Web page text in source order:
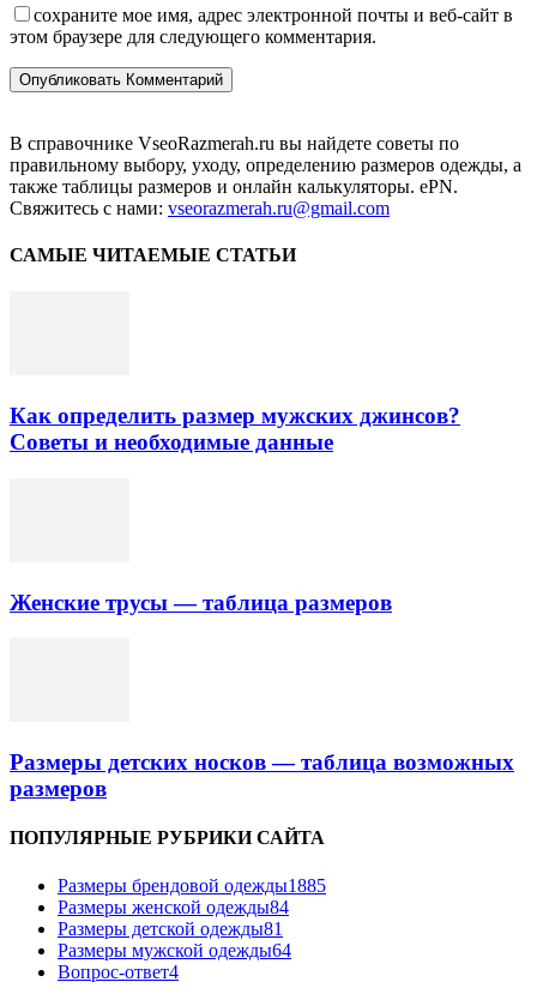
сохраните мое имя, адрес электронной почты и веб-сайт в
этом браузере для следующего комментария.
В справочнике VseoRazmerah.ru вы найдете советы по
правильному выбору, уходу, определению размеров одежды, а
также таблицы размеров и онлайн калькуляторы. ePN.
Свяжитесь с нами: vseorazmerah.ru@gmail.com
САМЫЕ ЧИТАЕМЫЕ СТАТЬИ
Как определить размер мужских джинсов?
Советы и необходимые данные
Женские трусы — таблица размеров
Размеры детских носков — таблица возможных
размеров
ПОПУЛЯРНЫЕ РУБРИКИ САЙТА
Размеры брендовой одежды1885
Размеры женской одежды84
Размеры детской одежды81
Размеры мужской одежды64
Вопрос-ответ4